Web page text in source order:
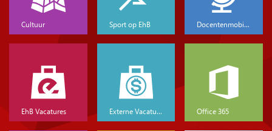
Cultuur Sport op EhB Docentenmobiliteit
EhB Vacatures Externe Vacatures Office 365